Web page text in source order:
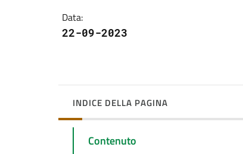
Data:
22-09-2023
INDICE DELLA PAGINA
Contenuto